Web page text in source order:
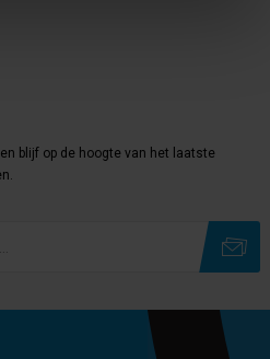
blijf op de hoogte van het laatste